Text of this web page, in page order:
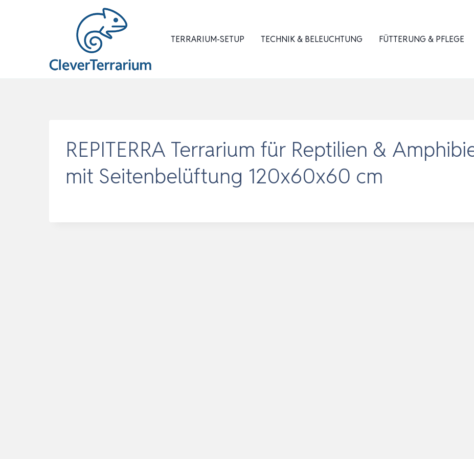
TERRARIUM-SETUP TECHNIK & BELEUCHTUNG FÜTTERUNG & PFLEGE
REPITERRA Terrarium für Reptilien &
mit Seitenbelüftung 120x60x60 cm